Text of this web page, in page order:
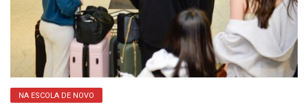
NA ESCOLA DE NOVO